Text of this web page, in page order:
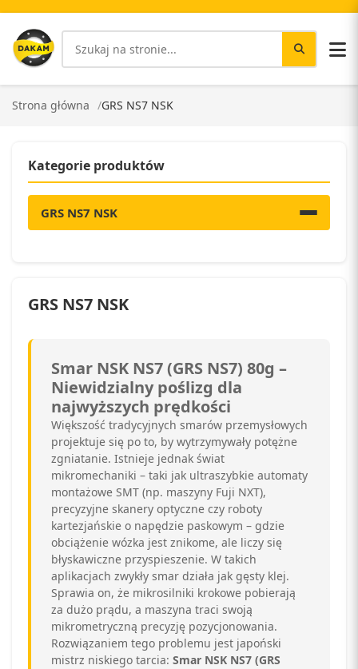
Strona główna GRS NS7 NSK
Kategorie produktów
GRS NS7 NSK
GRS NS7 NSK
Smar NSK NS7 (GRS NS7) 80g –
Niewidzialny poślizg dla
najwyższych prędkości
Większość tradycyjnych smarów przemysłowych
projektuje się po to, by wytrzymywały potężne
zgniatanie. Istnieje jednak świat
mikromechaniki – taki jak ultraszybkie automaty
montażowe SMT (np. maszyny Fuji NXT),
precyzyjne skanery optyczne czy roboty
kartezjańskie o napędzie paskowym – gdzie
obciążenie wózka jest znikome, ale liczy się
błyskawiczne przyspieszenie. W takich
aplikacjach zwykły smar działa jak gęsty klej.
Sprawia on, że mikrosilniki krokowe pobierają
za dużo prądu, a maszyna traci swoją
mikrometryczną precyzję pozycjonowania.
Rozwiązaniem tego problemu jest japoński
mistrz niskiego tarcia: Smar NSK NS7 (GRS